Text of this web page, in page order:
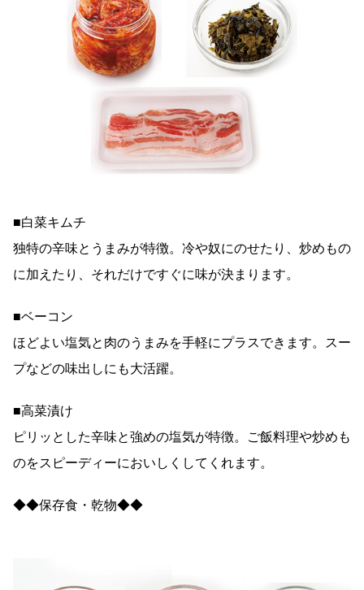
■白菜キムチ
独特の辛味とうまみが特徴。冷や奴にのせたり、炒めもの
に加えたり、それだけですぐに味が決まります。
■ベーコン
ほどよい塩気と肉のうまみを手軽にプラスできます。スー
プなどの味出しにも大活躍。
■高菜漬け
ピリッとした辛味と強めの塩気が特徴。ご飯料理や炒めも
のをスピーディーにおいしくしてくれます。
◆◆保存食・乾物◆◆